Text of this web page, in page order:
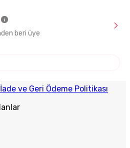
beri üye
İade ve Geri Ödeme Politikası